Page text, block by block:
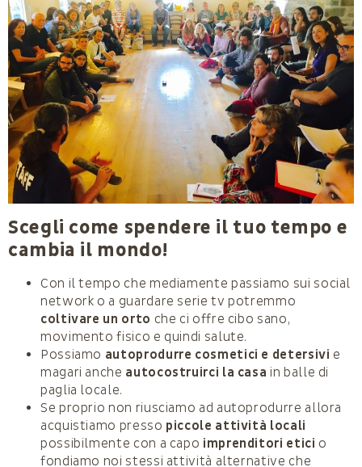
Scegli come spendere il tuo tempo e
cambia il mondo!
Con il tempo che mediamente passiamo sui social
network o a guardare serie tv potremmo
coltivare un orto che ci offre cibo sano,
movimento fisico e quindi salute.
Possiamo autoprodurre cosmetici e detersivi e
magari anche autocostruirci la casa in balle di
paglia locale.
Se proprio non riusciamo ad autoprodurre allora
acquistiamo presso piccole attività locali
possibilmente con a capo imprenditori etici o
fondiamo noi stessi attività alternative che